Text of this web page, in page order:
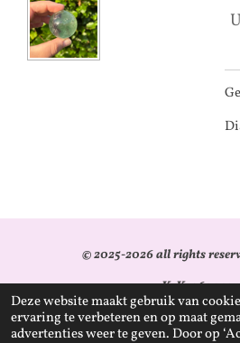
Deze website maakt gebruik van
ervaring te verbeteren en op maat
advertenties weer te geven. Door op
© 2025-2026 all rights
KvK:
BTW-id: